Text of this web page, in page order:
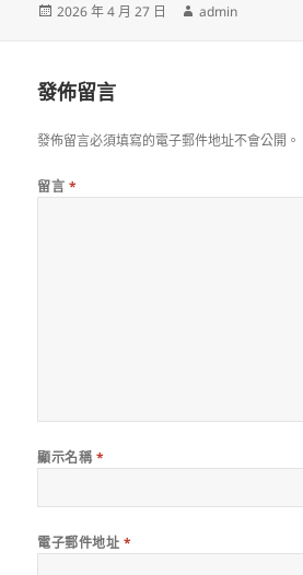
發
2026 年 4 月 27 日
作
admin
發佈留言
發佈留言必須填寫的電子郵件地址不會公開。
留言 *
顯示名稱 *
電子郵件地址 *